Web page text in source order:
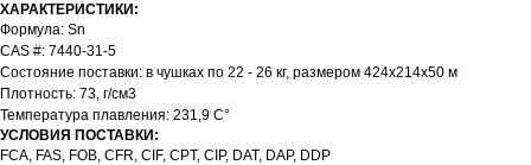
ХАРАКТЕРИСТИКИ:
Формула: Sn
CAS #: 7440-31-5
Состояние поставки: в чушках по 22 - 26 кг, размером 424х214х50 м
Плотность: 73, г/см3
Температура плавления: 231,9 С°
УСЛОВИЯ ПОСТАВКИ:
FCA, FAS, FOB, CFR, CIF, CPT, CIP, DAT, DAP, DDP